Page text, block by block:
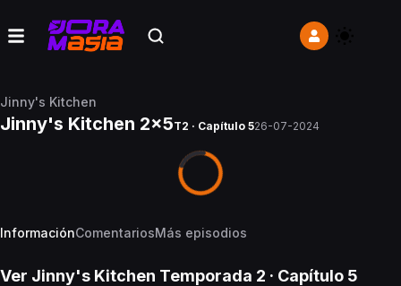
Jinny's Kitchen
Jinny's Kitchen 2x5T2 · Capítulo 526-07-2024
InformaciónComentariosMás episodios
Ver Jinny's Kitchen Temporada 2 · Capítulo 5